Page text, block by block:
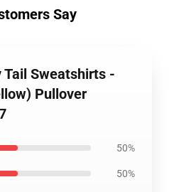
Say
Sweatshirts -
Pullover
50%
50%